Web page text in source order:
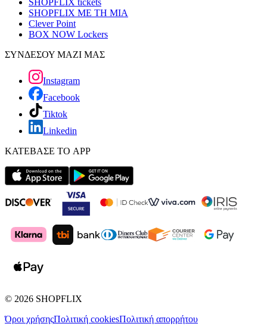
SHOPFLIX tickets
SHOPFLIX ΜΕ ΤΗ ΜΙΑ
Clever Point
BOX NOW Lockers
ΣΥΝΔΕΣΟΥ ΜΑΖΙ ΜΑΣ
Instagram
Facebook
Tiktok
Linkedin
ΚΑΤΕΒΑΣΕ ΤΟ APP
© 2026 SHOPFLIX
Όροι χρήσηςΠολιτική cookiesΠολιτική απορρήτου